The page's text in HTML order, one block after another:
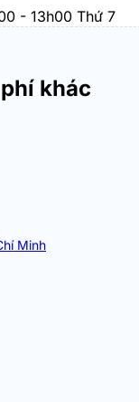
Minh
- 13h00 Thứ 7
khác